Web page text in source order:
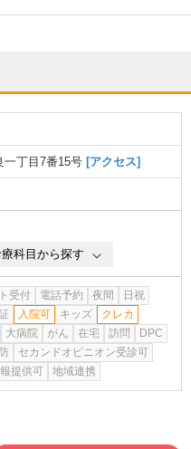
一丁目7番15号 [アクセス]
科目から探す
受付 電話予約 夜間
日祝
入院可 キッズ
クレカ
大病院 がん 在宅 訪問
DPC
セカンドオピニオン受診可
提供可
地域連携